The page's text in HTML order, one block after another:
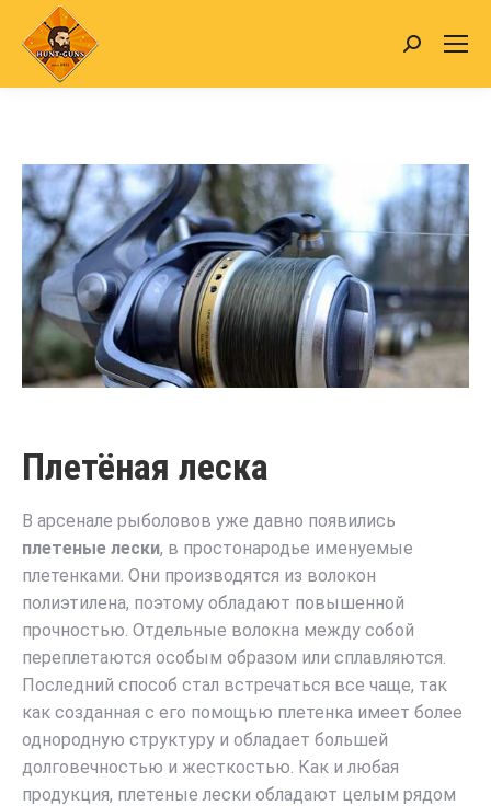
Search:
Плетёная леска
В арсенале рыболовов уже давно появились
плетеные лески, в простонародье именуемые
плетенками. Они производятся из волокон
полиэтилена, поэтому обладают повышенной
прочностью. Отдельные волокна между собой
переплетаются особым образом или сплавляются.
Последний способ стал встречаться все чаще, так
как созданная с его помощью плетенка имеет более
однородную структуру и обладает большей
долговечностью и жесткостью. Как и любая
продукция, плетеные лески обладают целым рядом